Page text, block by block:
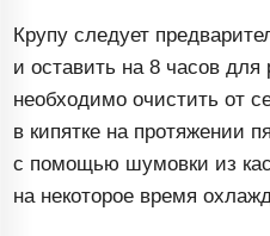
Крупу следует
и оставить на 8 часов
необходимо очистить от
в кипятке на протяжении
с помощью шумовки из
на некоторое время